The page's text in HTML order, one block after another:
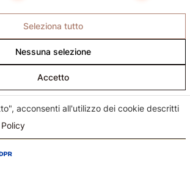
Seleziona tutto
Nessuna selezione
Accetto
acconsenti all'utilizzo dei cookie descritti